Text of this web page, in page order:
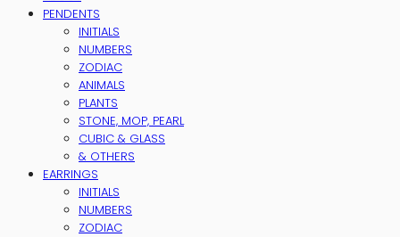
PENDENTS
INITIALS
NUMBERS
ZODIAC
ANIMALS
PLANTS
STONE, MOP, PEARL
CUBIC & GLASS
& OTHERS
EARRINGS
INITIALS
NUMBERS
ZODIAC